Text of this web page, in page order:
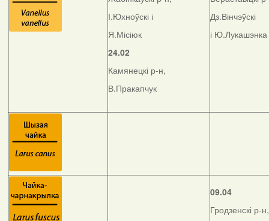
І.Юхноўскі і
Я.Місіюк
24.02
Камянецкі р-н,
В.Пракапчук
Дз.Вінчэўскі
і Ю.Лукашэнка
09.04
Гродзенскі р-н,